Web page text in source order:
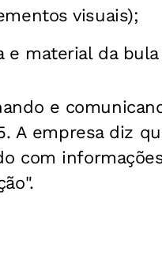
visuais);
e material da
e
A empresa diz
com